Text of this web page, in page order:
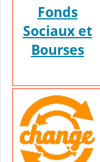
Fonds
Sociaux et
Bourses